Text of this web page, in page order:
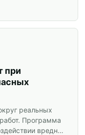
при
реальных
Программа
вредных